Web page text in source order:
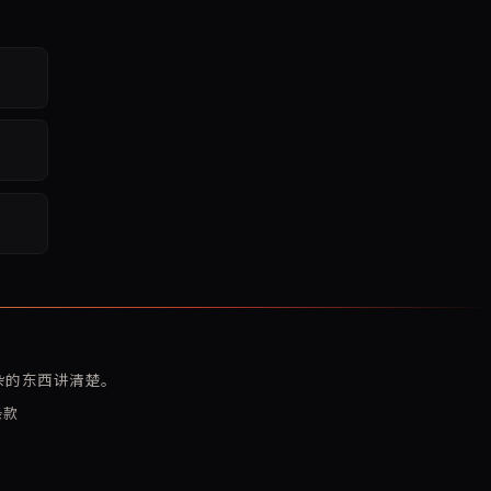
东西讲清楚。